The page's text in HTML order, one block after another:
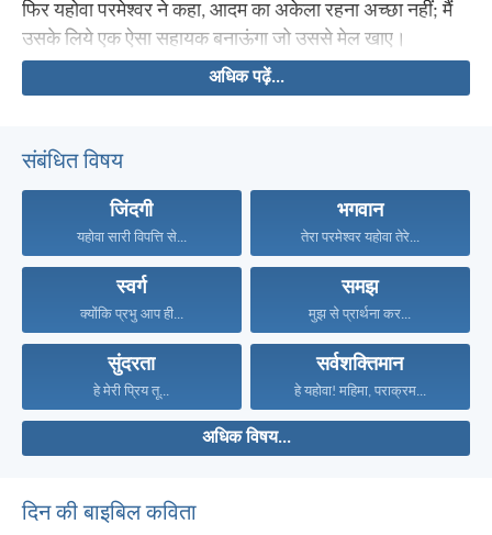
फिर यहोवा परमेश्वर ने कहा, आदम का अकेला रहना अच्छा नहीं; मैं
उसके लिये एक ऐसा सहायक बनाऊंगा जो उससे मेल खाए।
अधिक पढ़ें...
संबंधित विषय
जिंदगी
यहोवा सारी विपत्ति से...
भगवान
तेरा परमेश्वर यहोवा तेरे...
स्वर्ग
क्योंकि प्रभु आप ही...
समझ
मुझ से प्रार्थना कर...
सुंदरता
हे मेरी प्रिय तू...
सर्वशक्तिमान
हे यहोवा! महिमा, पराक्रम...
अधिक विषय...
दिन की बाइबिल कविता